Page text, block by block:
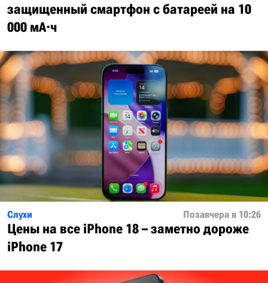
защищенный смартфон с батареей на 10
000 мА·ч
Слухи Позавчера в 10:26
Цены на все iPhone 18 – заметно дороже
iPhone 17